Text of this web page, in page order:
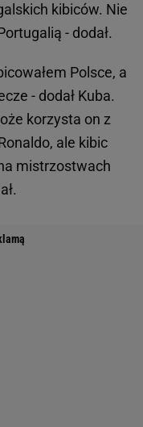
kibiców. Nie
- dodał.
Polsce, a
- dodał Kuba.
korzysta on z
ale kibic
mistrzostwach